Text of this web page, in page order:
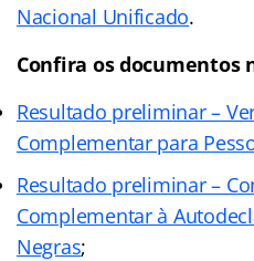
Nacional Unificado.
Confira os documentos
Resultado preliminar –
Complementar para
Resultado preliminar –
Complementar à
Negras;